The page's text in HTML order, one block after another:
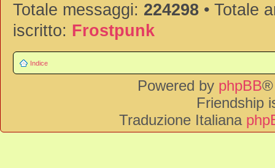
Totale messaggi: 224298 • Totale
iscritto: Frostpunk
Indice
Powered by phpBB®
Friendship
Traduzione Italiana